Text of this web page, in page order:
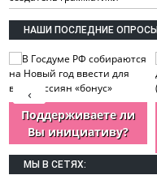
НАШИ ПОСЛЕДНИЕ ОПРОСЫ
Поддерживаете ли
Вы инициативу?
‹
МЫ В СЕТЯХ: